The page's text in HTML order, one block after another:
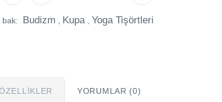
bak: Budizm , Kupa, Yoga Tişörtleri
YORUMLAR (0)